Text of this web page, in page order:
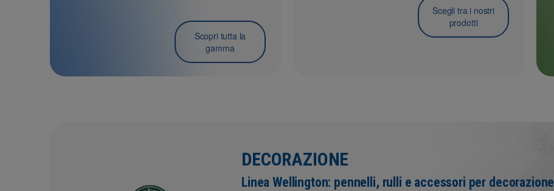
Scopri tutta la
gamma
Scegli tra i nostri
prodotti
DECORAZIONE
Linea Wellington: pennelli, rulli e accessori per decorazione